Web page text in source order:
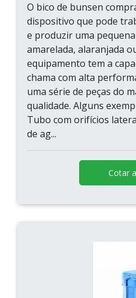
O bico de bunsen
dispositivo que pode
e produzir uma
amarelada, alaranjada
equipamento tem a
chama com alta
uma série de peças do
qualidade. Alguns
Tubo com orifícios
de ag...
Cotar